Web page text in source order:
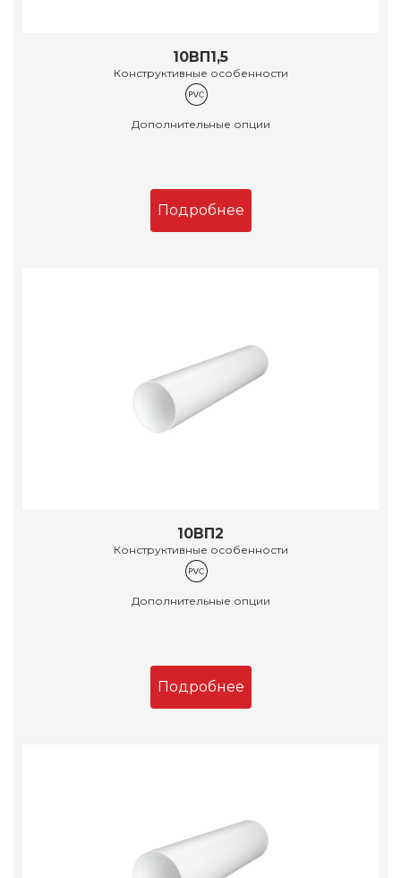
10ВП1,5
Конструктивные особенности
Дополнительные опции
Подробнее
10ВП2
Конструктивные особенности
Дополнительные опции
Подробнее